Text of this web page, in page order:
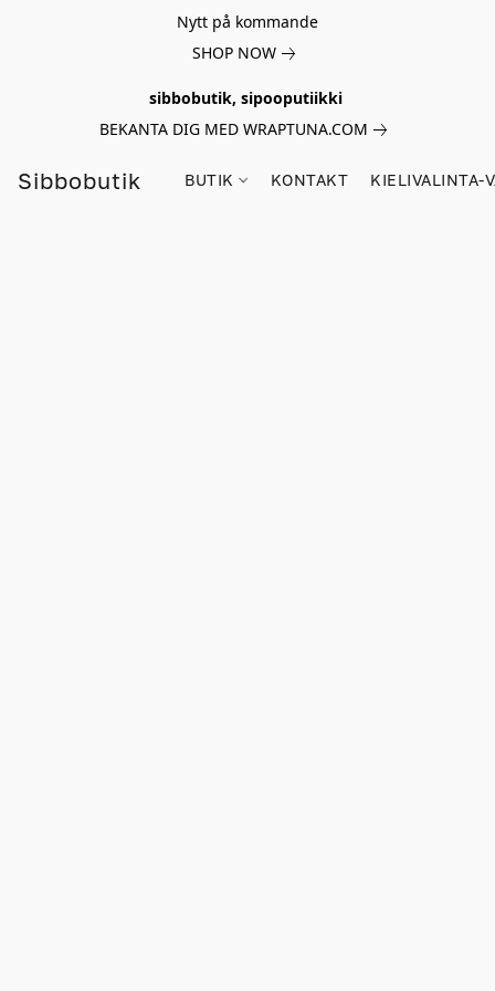
Nytt på kommande
SHOP NOW
sibbobutik, sipooputiikki
BEKANTA DIG MED WRAPTUNA.COM
Sibbobutik BUTIK KONTAKT KIELIVALINTA-